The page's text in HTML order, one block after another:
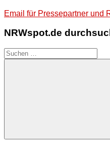
Email für Pressepartner und
NRWspot.de
Suchen
nach:
Suchen